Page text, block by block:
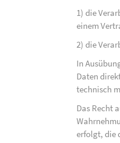
1) die
einem
2) die
In
Daten
technisch
Das Recht
erfolgt, die